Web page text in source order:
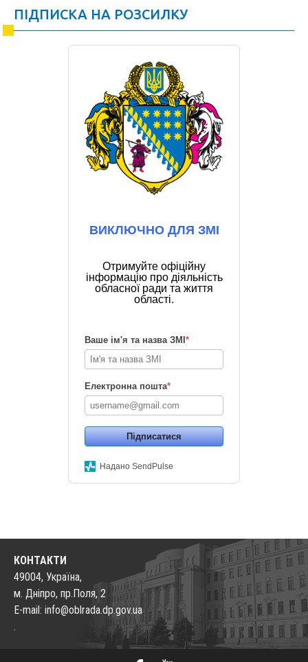
ПІДПИСКА НА РОЗСИЛКУ
ВИКЛЮЧНО ДЛЯ ЗМІ
Отримуйте офіційну
інформацію про діяльність
обласної ради та життя
області.
Ваше ім'я та назва ЗМІ *
Електронна пошта*
Підписатися
Надано SendPulse
КОНТАКТИ
49004, Україна,
м. Дніпро, пр.Поля, 2
E-mail: info@oblrada.dp.gov.ua
.